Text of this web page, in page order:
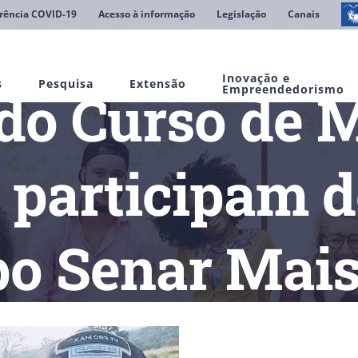
COVID-19 Acesso à informação Legislação Canais
Pesquisa Extensão Inovação e
Empreendedorismo
Curso de
Senar